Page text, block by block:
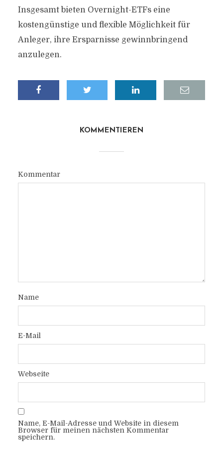
Insgesamt bieten Overnight-ETFs eine
kostengünstige und flexible Möglichkeit für
Anleger, ihre Ersparnisse gewinnbringend
anzulegen.
KOMMENTIEREN
Kommentar
Name
E-Mail
Webseite
Name, E-Mail-Adresse und Website in diesem
Browser für meinen nächsten Kommentar
speichern.